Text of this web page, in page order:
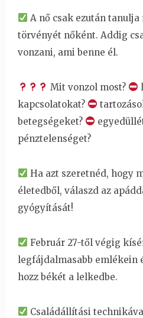
A nő csak ezután tanulja
törvényét nőként. Addig
vonzani, ami benne él.
Mit vonzol most?
kapcsolatokat?
betegségeket?
pénztelenséget?
Ha azt szeretnéd, hogy
életedből, válaszd az
gyógyítását!
Február 27-től végig
legfájdalmasabb emlékein
hozz békét a lelkedbe.
Családállítási